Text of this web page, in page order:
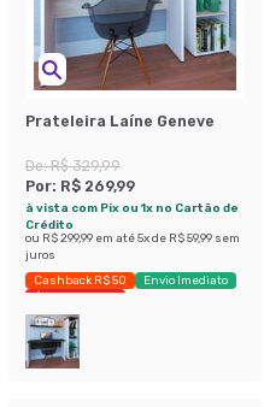
Prateleira Laíne Geneve
De:R$ 329,99
Por: R$ 269,99
à vista com Pix ou 1x no Cartão de
Crédito
ou R$ 299,99 em até5x de R$ 59,99 sem
juros
Cashback R$ 50
Envio Imediato
Últimas peças